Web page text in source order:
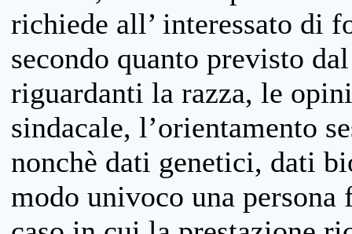
richiede all’ interessato di
secondo quanto previsto
riguardanti la razza, le
sindacale, l’orientamento
nonchè dati genetici, dati
modo univoco una